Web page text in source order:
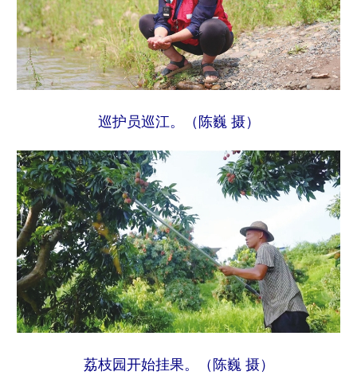
巡护员巡江。（陈巍 摄）
荔枝园开始挂果。（陈巍 摄）